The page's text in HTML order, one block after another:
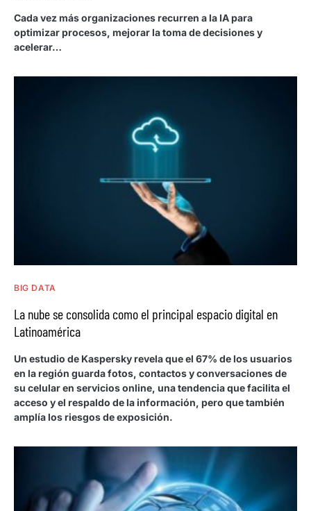
Cada vez más organizaciones recurren a la IA para
optimizar procesos, mejorar la toma de decisiones y
acelerar…
BIG DATA
La nube se consolida como el principal espacio digital en
Latinoamérica
Un estudio de Kaspersky revela que el 67% de los usuarios
en la región guarda fotos, contactos y conversaciones de
su celular en servicios online, una tendencia que facilita el
acceso y el respaldo de la información, pero que también
amplía los riesgos de exposición.